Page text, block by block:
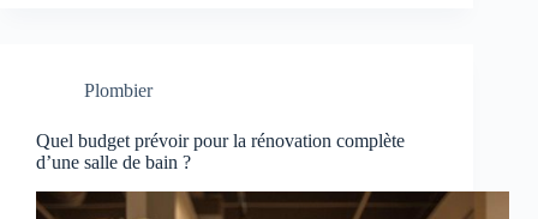
Plombier
Quel budget prévoir pour la rénovation complète
d’une salle de bain ?